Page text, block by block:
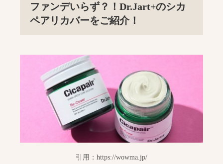
ファンデいらず？！Dr.Jart+のシカ
ペアリカバーをご紹介！
引用：https://wowma.jp/